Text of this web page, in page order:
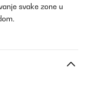
svake zone u